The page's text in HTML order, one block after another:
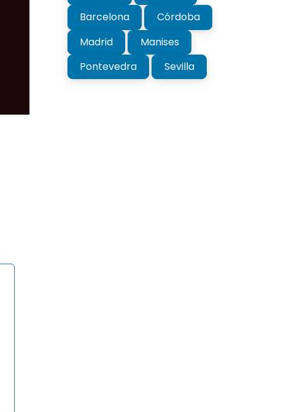
Barcelona
Córdoba
Madrid
Manises
Pontevedra
Sevilla